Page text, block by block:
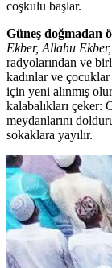
coşkulu başlar.
Güneş doğmadan
Ekber, Allahu
radyolarından ve
kadınlar ve
için yeni alınmış
kalabalıkları çeker:
meydanlarını
sokaklara yayılır.